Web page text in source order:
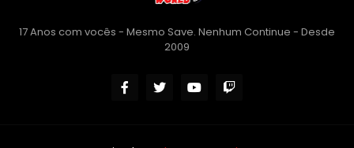
17 Anos com vocês - Mesmo Save. Nenhum Continue - Desde
2009